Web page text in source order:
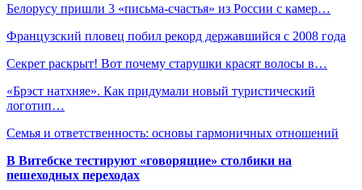
Белорусу пришли 3 «письма-счастья» из России с камер…
Французский пловец побил рекорд державшийся с 2008 года
Секрет раскрыт! Вот почему старушки красят волосы в…
«Брэст натхняе». Как придумали новый туристический
логотип…
Семья и ответственность: основы гармоничных отношений
В Витебске тестируют «говорящие» столбики на
пешеходных переходах